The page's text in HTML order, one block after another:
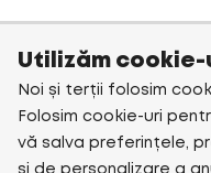
Utilizăm cookie-
Noi și terții folosim
Folosim cookie-uri
vă salva preferințele,
și de personalizare a